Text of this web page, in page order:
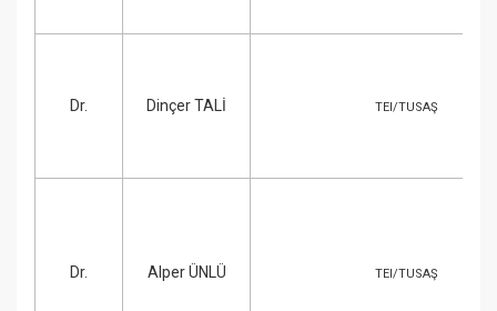
Dr. Dinçer TALİ TEI/TUSAŞ
Dr. Alper ÜNLÜ TEI/TUSAŞ